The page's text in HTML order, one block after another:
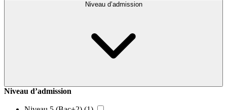
Niveau d’admission
Niveau d’admission